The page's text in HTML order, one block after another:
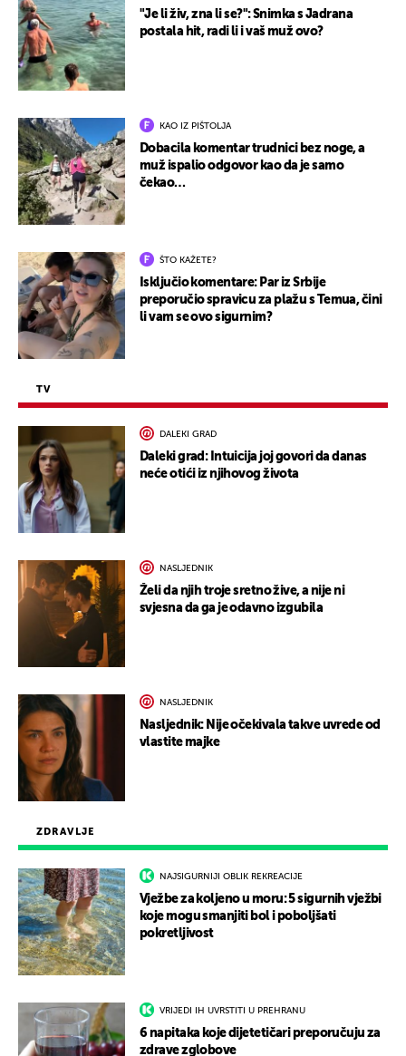
ZDRAVLJE
NAJSIGURNIJI OBLIK REKREACIJE
Vježbe za koljeno u moru: 5 sigurnih vježbi
koje mogu smanjiti bol i poboljšati
pokretljivost
VRIJEDI IH UVRSTITI U PREHRANU
6 napitaka koje dijetetičari preporučuju za
zdrave zglobove
"Je li živ, zna li se?": Snimka s Jadrana
postala hit, radi li i vaš muž ovo?
KAO IZ PIŠTOLJA
Dobacila komentar trudnici bez noge, a
muž ispalio odgovor kao da je samo
čekao…
ŠTO KAŽETE?
Isključio komentare: Par iz Srbije
preporučio spravicu za plažu s Temua, čini
li vam se ovo sigurnim?
TV
DALEKI GRAD
Daleki grad: Intuicija joj govori da danas
neće otići iz njihovog života
NASLJEDNIK
Želi da njih troje sretno žive, a nije ni
svjesna da ga je odavno izgubila
NASLJEDNIK
Nasljednik: Nije očekivala takve uvrede od
vlastite majke